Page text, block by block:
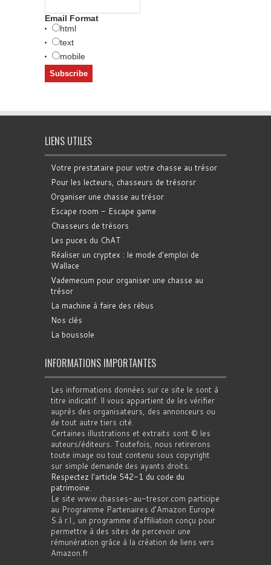
Email Format
html
text
mobile
LIENS UTILES
Votre prestataire pour votre chasse au trésor
Pour les lecteurs, chasseurs de trésorsr
Organiser une chasse au trésor
Escape room - Escape game
Chasseurs de trésors
Les puces du ChAT
Réaliser un cryptex : le mode d'emploi de
Wallace
Vademecum pour organiser une chasse au
trésor
La machine à faire des rébus
Nos clés
La boussole
INFORMATIONS IMPORTANTES
Les informations données sur ce site le sont à
titre indicatif. Il vous appartient de les vérifier
auprès des organisateurs, des annonceurs ou
de tout autre tiers cité.
Certaines illustrations et extraits sont © les
auteurs/éditeurs. Toutefois, nous retirerons
toute image ou tout contenu sous copyright
sur simple demande des ayants droits.
Respectez l'article 542-1 du code du
patrimoine.
Le site www.chasses-au-tresor.com participe
au Programme Partenaires d’Amazon Europe
S.à r.l., un programme d’affiliation conçu pour
permettre à des sites de percevoir une
rémunération grâce à la création de liens vers
Amazon.fr